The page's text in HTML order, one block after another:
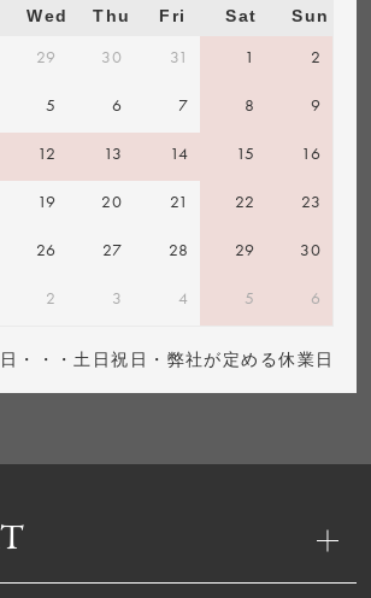
Wed Thu Fri Sat Sun
29 30 31 1 2
5 6 7 8 9
12 13 14 15 16
19 20 21 22 23
26 27 28 29 30
2 3 4 5 6
・・・土日祝日・弊社が定める休業日